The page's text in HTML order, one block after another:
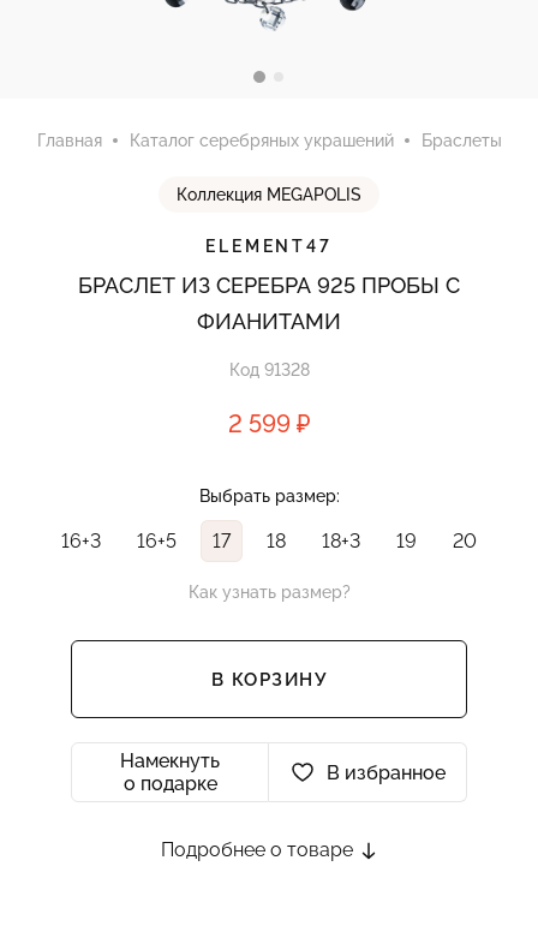
Главная Каталог серебряных украшений Браслеты
Коллекция MEGAPOLIS
ELEMENT47
БРАСЛЕТ ИЗ СЕРЕБРА 925 ПРОБЫ С
ФИАНИТАМИ
Код 91328
2 599 ₽
Выбрать размер:
16+3 16+5 17 18 18+3 19 20
Как узнать размер?
В КОРЗИНУ
Намекнуть
о подарке
В избранное
Подробнее о товаре